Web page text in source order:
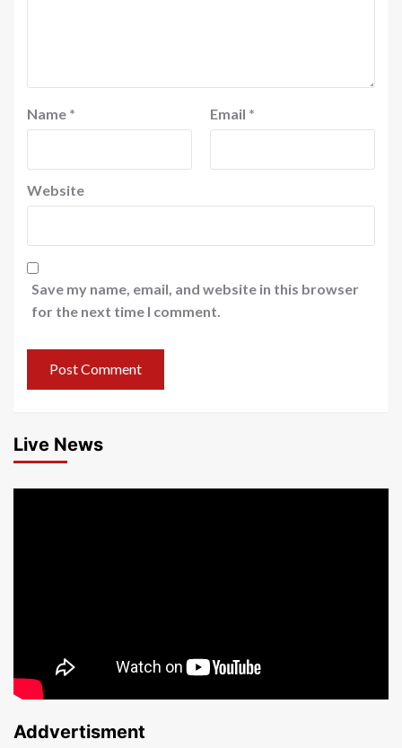
Name * Email *
Website
Save my name, email, and website in this browser
for the next time I comment.
Live News
Addvertisment